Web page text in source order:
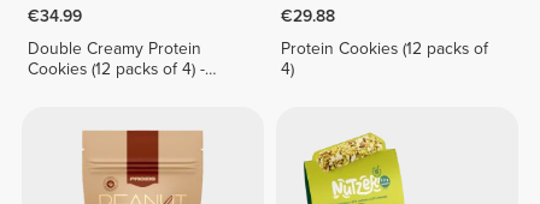
€34.99
Double Creamy Protein
Cookies (12 packs of 4) -
€29.88
Protein Cookies (12 packs of
4)